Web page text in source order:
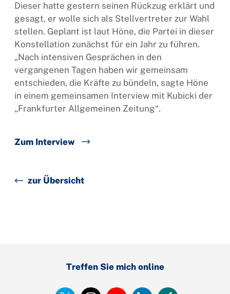
Dieser hatte gestern seinen Rückzug erklärt und
gesagt, er wolle sich als Stellvertreter zur Wahl
stellen. Geplant ist laut Höne, die Partei in dieser
Konstellation zunächst für ein Jahr zu führen.
„Nach intensiven Gesprächen in den
vergangenen Tagen haben wir gemeinsam
entschieden, die Kräfte zu bündeln, sagte Höne
in einem gemeinsamen Interview mit Kubicki der
„Frankfurter Allgemeinen Zeitung“.
Zum Interview
zur Übersicht
Treffen Sie mich online